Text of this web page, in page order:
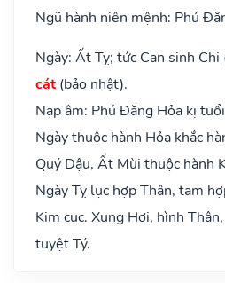
Ngũ hành niên mệnh: Phú
Ngày: Ất Tỵ; tức Can sinh Chi
cát(bảo nhật).
Nạp âm: Phú Đăng Hỏa kị
Ngày thuộc hành Hỏa khắc
Quý Dậu, Ất Mùi thuộc hành
Ngày Tỵ lục hợp Thân, tam
Kim cục. Xung Hợi, hình
tuyệt Tý.